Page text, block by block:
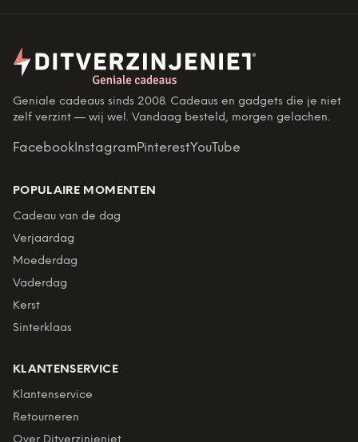
Geniale cadeaus sinds 2008. Cadeaus en gadgets die je niet
zelf verzint — wij wel. Vandaag besteld, morgen gelachen.
Facebook InstagramPinterestYouTube
POPULAIRE MOMENTEN
Cadeau van de dag
Verjaardag
Moederdag
Vaderdag
Kerst
Sinterklaas
KLANTENSERVICE
Klantenservice
Retourneren